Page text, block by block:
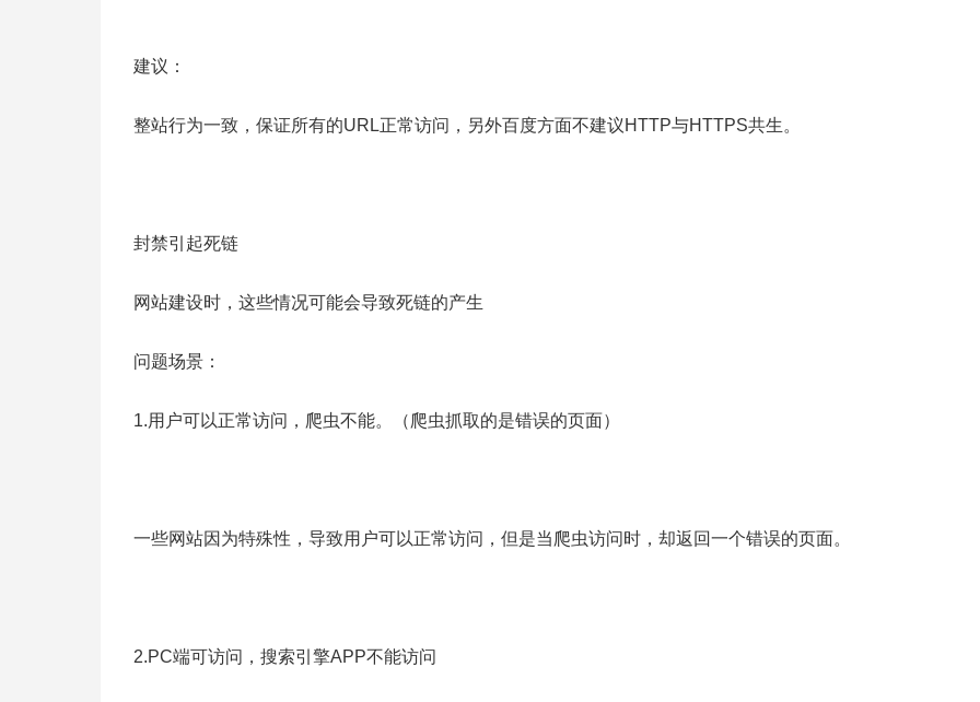
建议：
整站行为一致，保证所有的URL正常访问，另外百度方面不建议HTTP与HTTPS共生。
封禁引起死链
网站建设时，这些情况可能会导致死链的产生
问题场景：
1.用户可以正常访问，爬虫不能。（爬虫抓取的是错误的页面）
一些网站因为特殊性，导致用户可以正常访问，但是当爬虫访问时，却返回一个错误的页面。
2.PC端可访问，搜索引擎APP不能访问